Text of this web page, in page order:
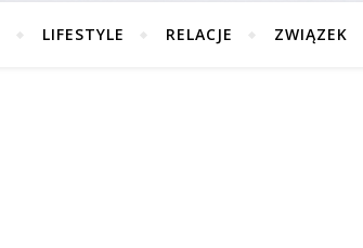
LIFESTYLE RELACJE ZWIĄZEK